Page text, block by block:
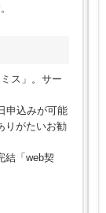
ス」。サー
申込みが可能
りがたいお勧
結「web契